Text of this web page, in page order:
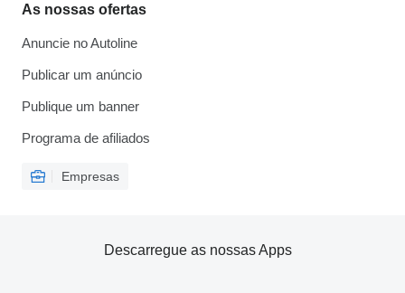
As nossas ofertas
Anuncie no Autoline
Publicar um anúncio
Publique um banner
Programa de afiliados
Empresas
Descarregue as nossas Apps